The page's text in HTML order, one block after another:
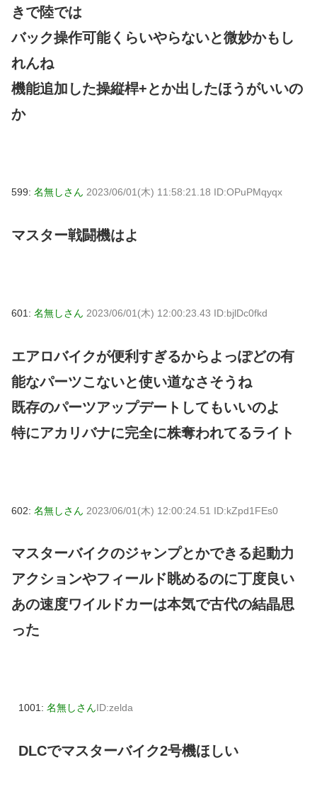
きで陸では
バック操作可能くらいやらないと微妙かもし
れんね
機能追加した操縦桿+とか出したほうがいいの
か
599: 名無しさん 2023/06/01(木) 11:58:21.18 ID:OPuPMqyqx
マスター戦闘機はよ
601: 名無しさん 2023/06/01(木) 12:00:23.43 ID:bjlDc0fkd
エアロバイクが便利すぎるからよっぽどの有
能なパーツこないと使い道なさそうね
既存のパーツアップデートしてもいいのよ
特にアカリバナに完全に株奪われてるライト
602: 名無しさん 2023/06/01(木) 12:00:24.51 ID:kZpd1FEs0
マスターバイクのジャンプとかできる起動力
アクションやフィールド眺めるのに丁度良い
あの速度ワイルドカーは本気で古代の結晶思
った
1001: 名無しさんID:zelda
DLCでマスターバイク2号機ほしい